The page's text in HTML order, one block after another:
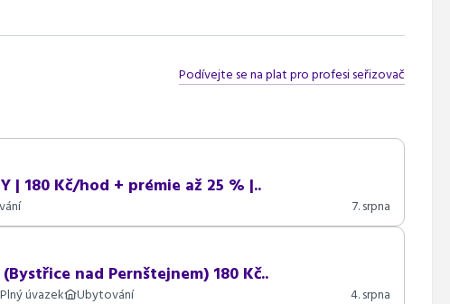
Podívejte se na plat pro profesi seřizovač
| 180 Kč/hod + prémie až 25 % |..
7. srpna
nad Pernštejnem) 180 Kč..
Plný úvazek Ubytování 4. srpna